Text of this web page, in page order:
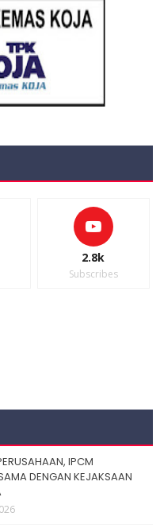
2.8k
Subscribes
IPCM
DENGAN KEJAKSAAN